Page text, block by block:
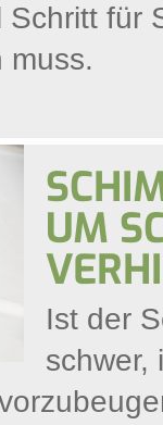
für
muss.
UM
Ist der
schwer,